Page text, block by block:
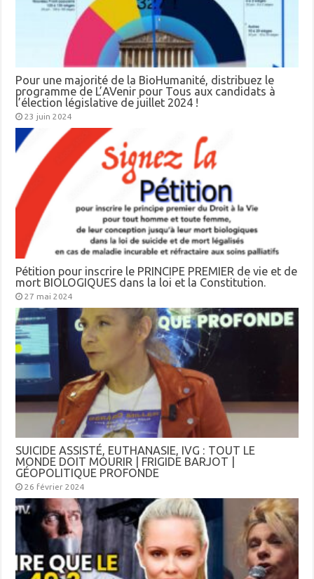
Pour une majorité de la BioHumanité, distribuez le
programme de L’AVenir pour Tous aux candidats à
l’élection législative de juillet 2024 !
23 juin 2024
Pétition pour inscrire le PRINCIPE PREMIER de vie et de
mort BIOLOGIQUES dans la loi et la Constitution.
27 mai 2024
SUICIDE ASSISTÉ, EUTHANASIE, IVG : TOUT LE
MONDE DOIT MOURIR | FRIGIDE BARJOT |
GÉOPOLITIQUE PROFONDE
26 février 2024